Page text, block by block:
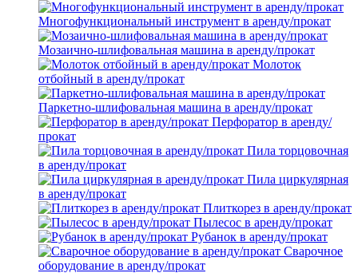
Многофункциональный инструмент в аренду/прокат
Мозаично-шлифовальная машина в аренду/прокат
Молоток
отбойный в аренду/прокат
Паркетно-шлифовальная машина в аренду/прокат
Перфоратор в аренду/
прокат
Пила торцовочная
в аренду/прокат
Пила циркулярная
в аренду/прокат
Плиткорез в аренду/прокат
Пылесос в аренду/прокат
Рубанок в аренду/прокат
Сварочное
оборудование в аренду/прокат